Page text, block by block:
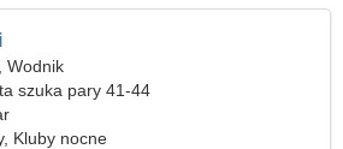
Wodnik
szuka pary 41-44
Kluby nocne